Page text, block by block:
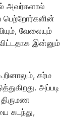
அவர்களால்
பெற்றோர்களின்
வேலையும்
இன்னும்
கர்ம
அப்படி
கடந்து,